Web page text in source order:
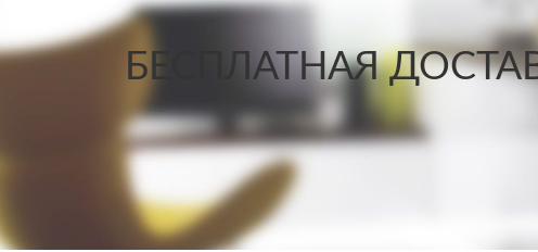
БЕСПЛАТНАЯ